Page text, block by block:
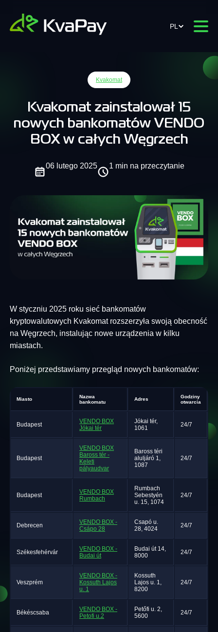
PL
Kvakomat
Kvakomat zainstalował 15
nowych bankomatów VENDO
BOX w całych Węgrzech
06 lutego 2025 1 min na przeczytanie
W styczniu 2025 roku sieć bankomatów
kryptowalutowych Kvakomat rozszerzyła swoją obecność
na Węgrzech, instalując nowe urządzenia w kilku
miastach.
Poniżej przedstawiamy przegląd nowych bankomatów:
Miasto
Nazwa
bankomatu
Adres
Godziny
otwarcia
Budapest
VENDO BOX
Jókai tér
Jókai tér,
1061
24/7
Budapest
VENDO BOX
Baross tér -
Keleti
pályaudvar
Baross téri
aluljáró 1,
1087
24/7
Budapest
VENDO BOX
Rumbach
Rumbach
Sebestyén
u. 15, 1074
24/7
Debrecen
VENDO BOX -
Csápo 28
Csapó u.
28, 4024
24/7
Székesfehérvár
VENDO BOX -
Budai út
Budai út 14,
8000
24/7
Veszprém
VENDO BOX -
Kossuth Lajos
u. 1
Kossuth
Lajos u. 1,
8200
24/7
Békéscsaba
VENDO BOX -
Petofi u.2
Petőfi u. 2,
5600
24/7